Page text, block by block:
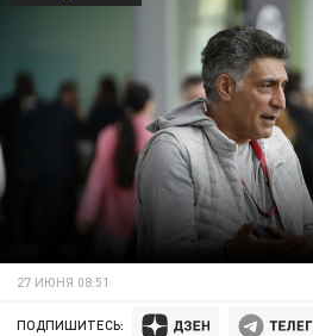
27 ИЮНЯ 08:51
ПОДПИШИТЕСЬ: